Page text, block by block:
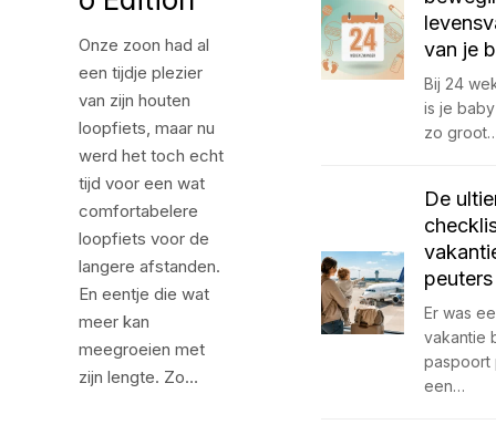
Onze zoon had al
een tijdje plezier
van zijn houten
loopfiets, maar nu
werd het toch echt
tijd voor een wat
comfortabelere
loopfiets voor de
langere afstanden.
En eentje die wat
meer kan
meegroeien met
zijn lengte. Zo…
van je
Bij 24
is je
zo
De
peuters
Er was
vakantie
paspoort
een…